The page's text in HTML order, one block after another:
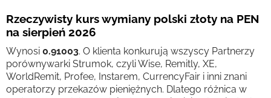
Rzeczywisty kurs wymiany polski złoty na PEN
na sierpień 2026
Wynosi 0.91003. O klienta konkurują wszyscy Partnerzy
porównywarki Strumok, czyli Wise, Remitly, XE,
WorldRemit, Profee, Instarem, CurrencyFair i inni znani
operatorzy przekazów pieniężnych. Dlatego różnica w